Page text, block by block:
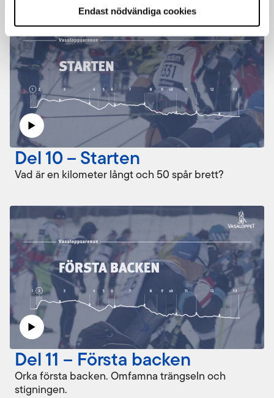
Endast nödvändiga cookies
Del 10 – Starten
Vad är en kilometer långt och 50 spår brett?
Del 11 – Första backen
Orka första backen. Omfamna trängseln och
stigningen.